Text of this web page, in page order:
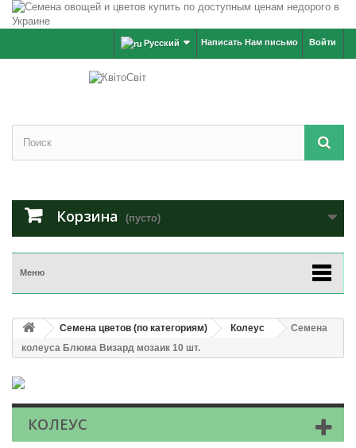
Войти
Написать Нам письмо
Русский
Корзина (пусто)
Меню
Семена цветов (по категориям) Колеус
Семена
колеуса Блюма Визард мозаик 10 шт.
КОЛЕУС